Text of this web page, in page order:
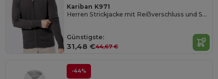
Kariban K971
Herren Strickjacke mit Reißverschluss und Stehkragen
Günstigste:
31,48 €44,67 €
-44%